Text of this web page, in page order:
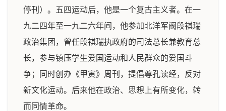
停刊）。五四运动后，他是一个复古主义者。在一
九二四年至一九二六年间，他参加北洋军阀段祺瑞
政治集团，曾任段祺瑞执政府的司法总长兼教育总
长，参与镇压学生爱国运动和人民群众的爱国斗
争；同时创办《甲寅》周刊，提倡尊孔读经，反对
新文化运动。后来他在政治、思想上有所变化，转
而同情革命。